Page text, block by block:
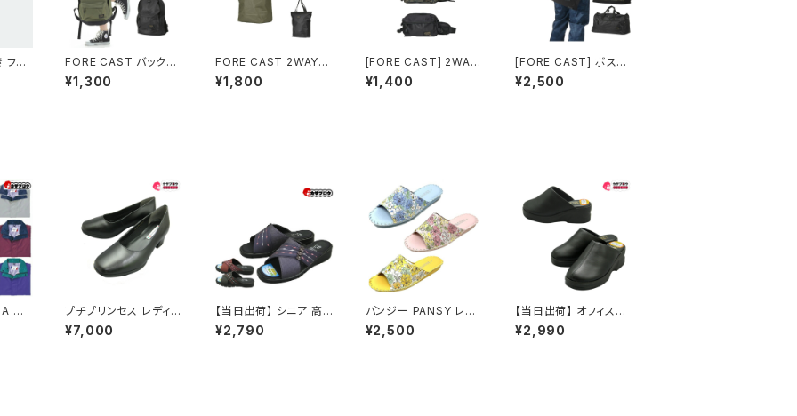
フリ
FORE CAST バックパ
ック 22L 9102 おすす
め
¥1,300
FORE CAST 2WAYト
ートバッグ 20L 9103
おすすめ
¥1,800
[FORE CAST] 2WAY
ウエストバッグ 2.5L 91
04
¥1,400
[FORE CAST] ボスト
ンバッグ 45L 9107
¥2,500
ロ
プチプリンセス レディー
スパンプス pp59ー116
0 本革 ローヒール 幅
¥7,000
【当日出荷】 シニア 高
齢者用 老人 靴 NEUS
HI レディース接触冷感
¥2,790
パンジー PANSY レデ
ィース ルームシューズ
スリッパ 8690
¥2,500
【当日出荷】 オフィスサ
ンダル レディース オフ
ィスシューズ ビジネス
¥2,990